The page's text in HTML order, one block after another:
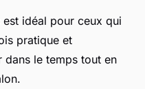
idéal pour ceux qui
pratique et
dans le temps tout en